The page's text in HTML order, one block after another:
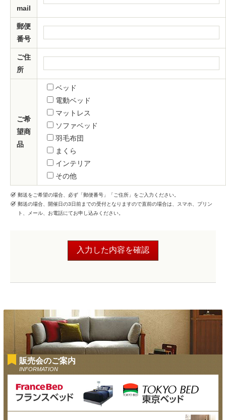
mail
郵便
番号
ご住
所
ご希
望商
品
ベッド
電動ベッド
マットレス
ソファベッド
羽毛布団
まくら
インテリア
その他
郵送をご希望の場合、必ず「郵便番号」「ご住所」をご入力ください。
郵送の場合、開催日の3日前までの受付となりますので直前の場合は、スマホ、プリン
ト、メール、お電話にてお申し込みください。
販売会のご案内
INFORMATION